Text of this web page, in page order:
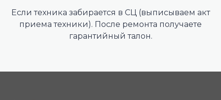
Если техника забирается в СЦ (выписываем акт
приема техники). После ремонта получаете
гарантийный талон.